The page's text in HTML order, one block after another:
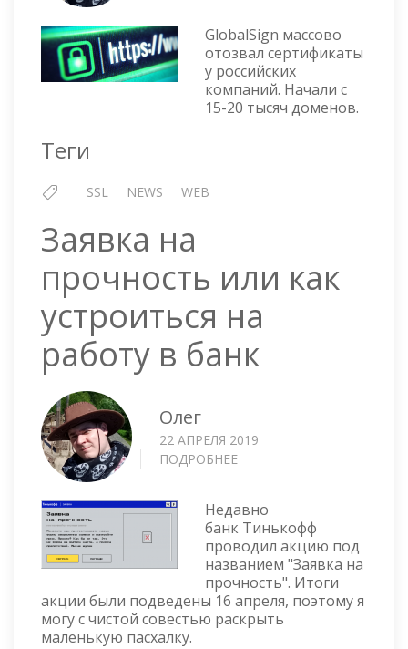
GlobalSign массово
отозвал сертификаты
у российских
компаний. Начали с
15-20 тысяч доменов.
Теги
SSL NEWS WEB
Заявка на
прочность или как
устроиться на
работу в банк
Олег
22 АПРЕЛЯ 2019
ПОДРОБНЕЕ
ПРОЧНОСТЬ
ИЛИ
КАК
УСТРОИТЬСЯ
НА
РАБОТУ
Недавно
банк Тинькофф
проводил акцию под
названием "Заявка на
прочность". Итоги
акции были подведены 16 апреля, поэтому я
могу с чистой совестью раскрыть
маленькую пасхалку.